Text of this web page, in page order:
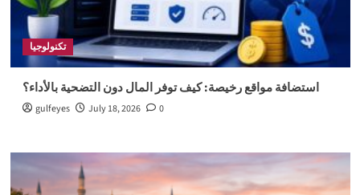
تكنولوجيا
استضافة مواقع رخيصة: كيف توفر المال دون التضحية بالأداء؟
gulfeyes July 18, 2026 0